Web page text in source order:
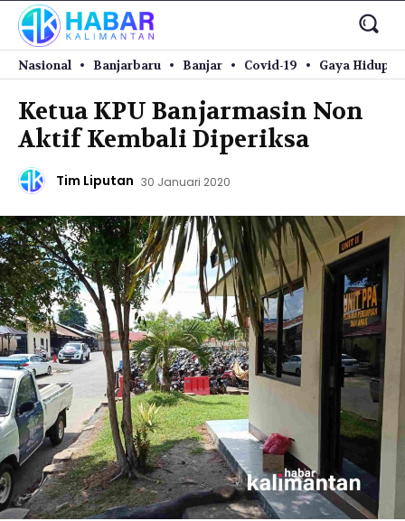
Nasional Banjarbaru Banjar Covid-19 Gaya Hidup
Ketua KPU Banjarmasin Non
Aktif Kembali Diperiksa
Tim Liputan 30 Januari 2020